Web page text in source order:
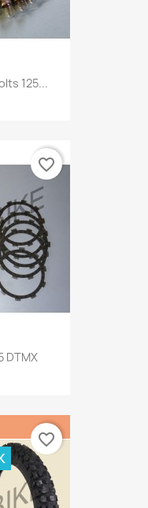
125...
DTMX
favorite_border
favorite_border